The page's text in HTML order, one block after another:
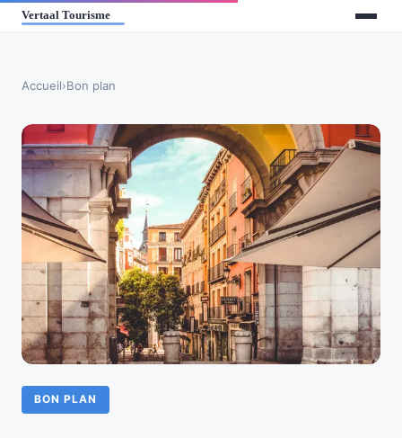
Accueil›Bon plan
BON PLAN